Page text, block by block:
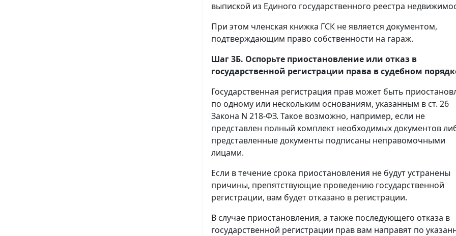
выпиской из Единого государственного реестра
При этом членская книжка ГСК не является документом,
подтверждающим право собственности на гараж.
Шаг 3Б. Оспорьте приостановление или отказ в
государственной регистрации права в судебном
Государственная регистрация прав может быть
по одному или нескольким основаниям, указанным в ст. 26
Закона N 218-ФЗ. Такое возможно, например, если не
представлен полный комплект необходимых документов
представленные документы подписаны неправомочными
лицами.
Если в течение срока приостановления не будут устранены
причины, препятствующие проведению государственной
регистрации, вам будет отказано в регистрации.
В случае приостановления, а также последующего отказа в
государственной регистрации прав вам направят по